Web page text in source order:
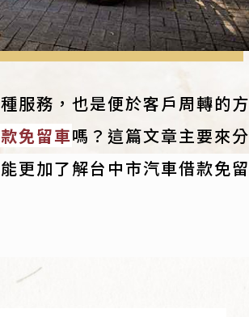
服務，也是便於客戶周轉的方
免留車嗎？這篇文章主要來分
更加了解台中市汽車借款免留